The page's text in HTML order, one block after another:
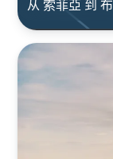
从 索菲亞 到